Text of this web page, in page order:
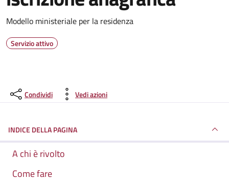
Dettagli del servizio
Modello ministeriale per la residenza
Servizio attivo
Condividi Vedi azioni
INDICE DELLA PAGINA
A chi è rivolto
Come fare